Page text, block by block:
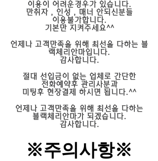
이용이 어려운경우가 있습니다.
만취자 , 인성 , 매너 안되신분들
이용불가합니다.
기본만 지켜주세요^^
언제나 고객만족을 위해 최선을 다하는 블
랙체리안마입니다.
​감사합니다.
절대 선입금이 없는 업체로 간단한
전화예약후 관리사분과
미팅후 현장결제 하시면 됩니다.^^
언제나 고객만족을 위해 최선을 다하는
블랙체리안마가 되겠습니다.
​감사합니다.
※주의사항※